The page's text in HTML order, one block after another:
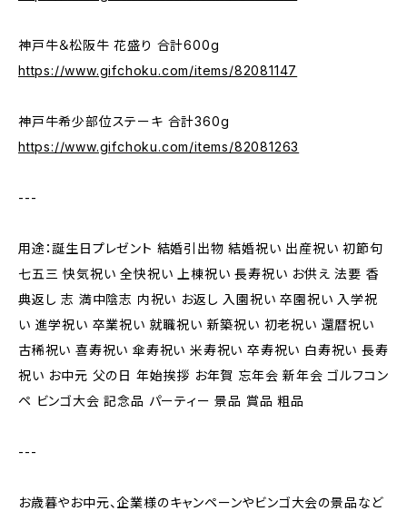
神戸牛＆松阪牛 花盛り 合計600g
https://www.gifchoku.com/items/82081147
神戸牛希少部位ステーキ 合計360g
https://www.gifchoku.com/items/82081263
---
用途：誕生日プレゼント 結婚引出物 結婚祝い 出産祝い 初節句
七五三 快気祝い 全快祝い 上棟祝い 長寿祝い お供え 法要 香
典返し 志 満中陰志 内祝い お返し 入園祝い 卒園祝い 入学祝
い 進学祝い 卒業祝い 就職祝い 新築祝い 初老祝い 還暦祝い
古稀祝い 喜寿祝い 傘寿祝い 米寿祝い 卒寿祝い 白寿祝い 長寿
祝い お中元 父の日 年始挨拶 お年賀 忘年会 新年会 ゴルフコン
ペ ビンゴ大会 記念品 パーティー 景品 賞品 粗品
---
お歳暮やお中元、企業様のキャンペーンやビンゴ大会の景品など